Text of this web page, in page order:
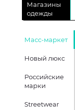
Магазины
одежды
Масс-маркет
Новый люкс
Российские
марки
Streetwear